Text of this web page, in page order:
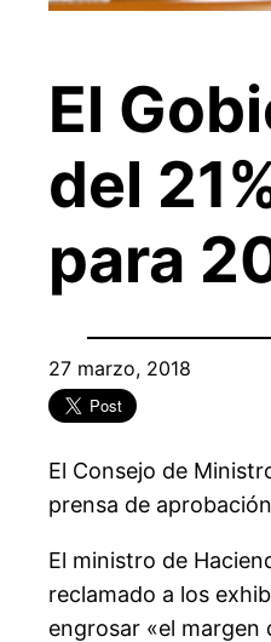
El
del
para
27 marzo, 2018
El Consejo de
prensa de
El ministro de
reclamado a los
engrosar «el